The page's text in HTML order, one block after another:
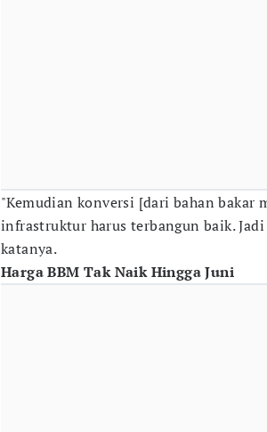
"Kemudian konversi [dari bahan bakar
infrastruktur harus terbangun baik.
katanya.
Harga BBM Tak Naik Hingga Juni